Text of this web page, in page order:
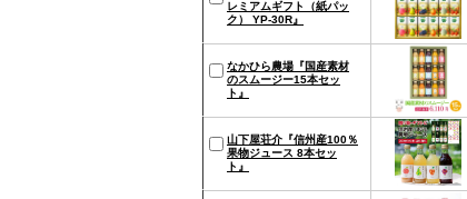
レミアムギフト（紙パッ
ク） YP-30R』
なかひら農場『国産素材
のスムージー15本セッ
ト』
山下屋荘介『信州産100％
果物ジュース 8本セッ
ト』